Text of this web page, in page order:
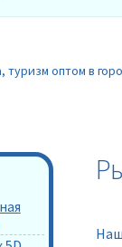
туризм оптом в